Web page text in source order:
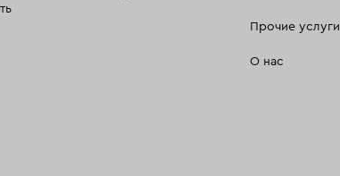
Прочие услуги
О нас